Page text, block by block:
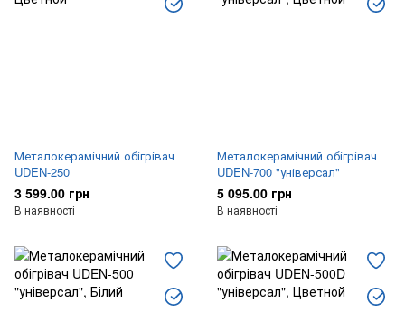
Металокерамічний обігрівач
UDEN-250
3 599.00 грн
В наявності
Металокерамічний обігрівач
UDEN-700 "універсал"
5 095.00 грн
В наявності